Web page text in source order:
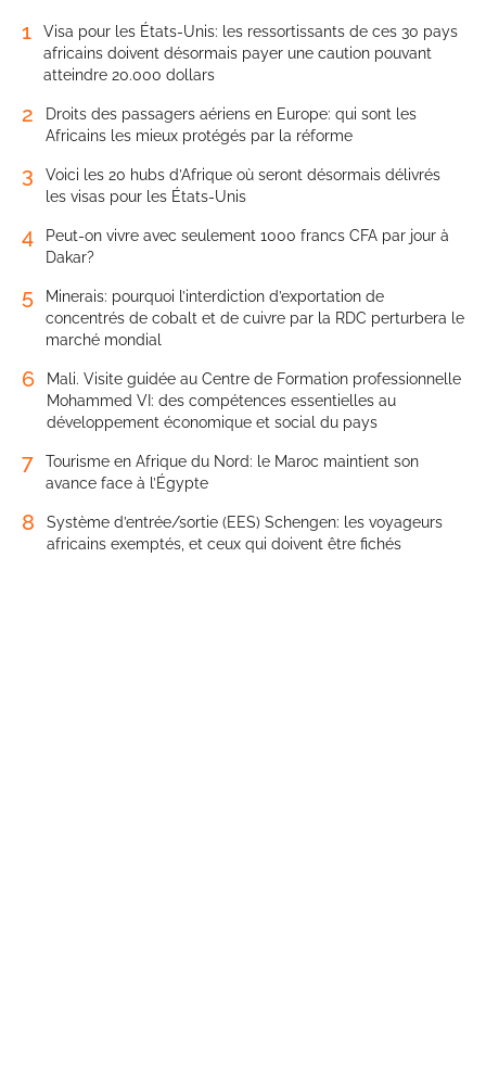
1
Visa pour les États-Unis: les ressortissants de ces 30 pays
africains doivent désormais payer une caution pouvant
atteindre 20.000 dollars
2
Droits des passagers aériens en Europe: qui sont les
Africains les mieux protégés par la réforme
3
Voici les 20 hubs d’Afrique où seront désormais délivrés
les visas pour les États-Unis
4
Peut-on vivre avec seulement 1000 francs CFA par jour à
Dakar?
5
Minerais: pourquoi l’interdiction d’exportation de
concentrés de cobalt et de cuivre par la RDC perturbera le
marché mondial
6
Mali. Visite guidée au Centre de Formation professionnelle
Mohammed VI: des compétences essentielles au
développement économique et social du pays
7
Tourisme en Afrique du Nord: le Maroc maintient son
avance face à l’Égypte
8
Système d’entrée/sortie (EES) Schengen: les voyageurs
africains exemptés, et ceux qui doivent être fichés